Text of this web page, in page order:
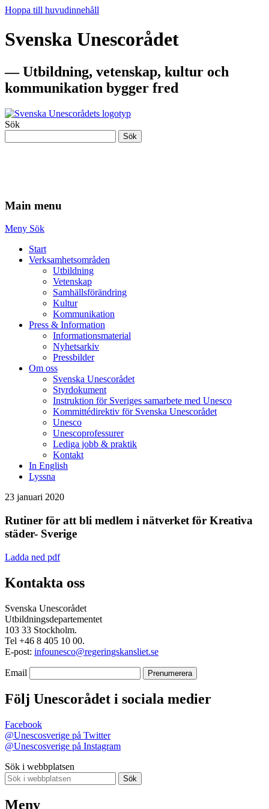
Hoppa till huvudinnehåll
Svenska Unescorådet
— Utbildning, vetenskap, kultur och
kommunikation bygger fred
Sök
Sök
Main menu
Meny Sök
Start
Verksamhetsområden
Utbildning
Vetenskap
Samhällsförändring
Kultur
Kommunikation
Press & Information
Informationsmaterial
Nyhetsarkiv
Pressbilder
Om oss
Svenska Unescorådet
Styrdokument
Instruktion för Sveriges samarbete med Unesco
Kommittédirektiv för Svenska Unescorådet
Unesco
Unescoprofessurer
Lediga jobb & praktik
Kontakt
In English
Lyssna
23 januari 2020
Rutiner för att bli medlem i nätverket för Kreativa
städer- Sverige
Ladda ned pdf
Kontakta oss
Svenska Unescorådet
Utbildningsdepartementet
103 33 Stockholm.
Tel +46 8 405 10 00.
E-post: infounesco@regeringskansliet.se
Email
Följ Unescorådet i sociala medier
Facebook
@Unescosverige på Twitter
@Unescosverige på Instagram
Sök i webbplatsen
Sök
Meny